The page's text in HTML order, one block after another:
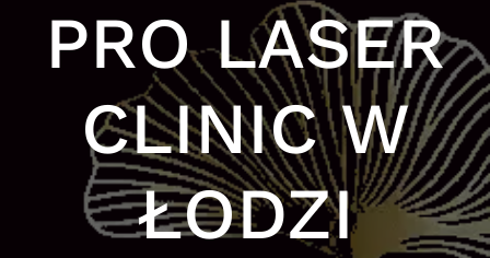
PRO LASER
CLINIC W
ŁODZI